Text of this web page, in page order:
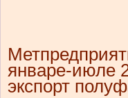
январе-июле
экспорт